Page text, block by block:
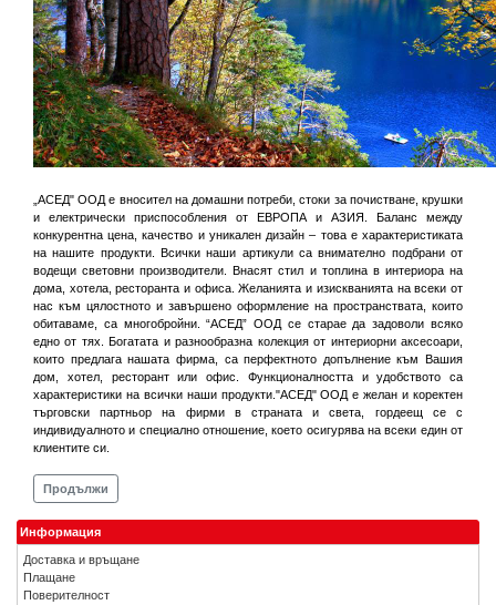
„АСЕД" ООД е вносител на домашни потреби, стоки за почистване, крушки
и електрически приспособления от ЕВРОПА и АЗИЯ. Баланс между
конкурентна цена, качество и уникален дизайн – това е характеристиката
на нашите продукти. Всички наши артикули са внимателно подбрани от
водещи световни производители. Внасят стил и топлина в интериора на
дома, хотела, ресторанта и офиса. Желанията и изискванията на всеки от
нас към цялостното и завършено оформление на пространствата, които
обитаваме, са многобройни. “АСЕД” ООД се старае да задоволи всяко
едно от тях. Богатата и разнообразна колекция от интериорни аксесоари,
които предлага нашата фирма, са перфектното допълнение към Вашия
дом, хотел, ресторант или офис. Функционалността и удобството са
характеристики на всички наши продукти."АСЕД" ООД е желан и коректен
търговски партньор на фирми в страната и света, гордеещ се с
индивидуалното и специално отношение, което осигурява на всеки един от
клиентите си.
Продължи
Информация
Доставка и връщане
Плащане
Поверителност